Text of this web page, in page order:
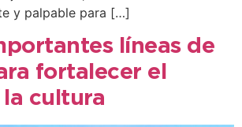
y palpable para […]
líneas de
fortalecer el
cultura